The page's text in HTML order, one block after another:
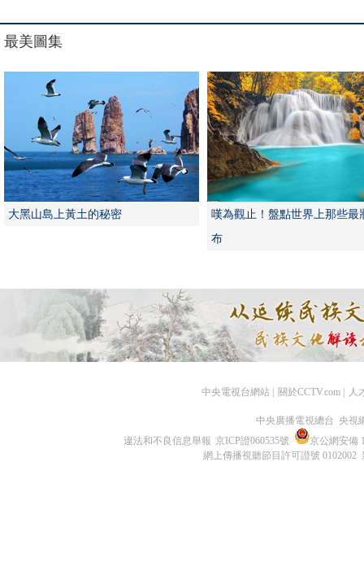
最美圖集
大黑山島上黃土的秘密
嘆為觀止！盤點世界上那些最
布
中央電視台網站 關於CCTV.com 人
中央廣播電視總台 央視
違法和不良信息舉報 京ICP證060535號
京公網安備
網上傳播視聽節目許可證號 0102002